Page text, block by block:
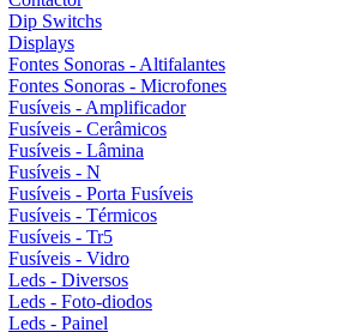
Dip Switchs
Displays
Fontes Sonoras - Altifalantes
Fontes Sonoras - Microfones
Fusíveis - Amplificador
Fusíveis - Cerâmicos
Fusíveis - Lâmina
Fusíveis - N
Fusíveis - Porta Fusíveis
Fusíveis - Térmicos
Fusíveis - Tr5
Fusíveis - Vidro
Leds - Diversos
Leds - Foto-diodos
Leds - Painel